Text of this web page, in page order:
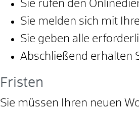
Sie rufen den
Sie melden sich mit
Sie geben alle
Abschließend erhalten
Fristen
Sie müssen Ihren neuen